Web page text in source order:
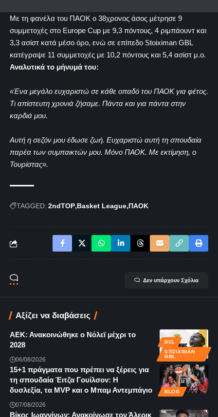
Με τη φανέλα του ΠΑΟΚ ο 38χρονος άσος μέτρησε 9
συμμετοχές στο Europe Cup με 9,3 πόντους, 4 ριμπάουντ και
3,3 ασίστ κατά μέσο όρο, ενώ σε επίπεδο Stoiximan GBL
κατέγραψε 11 συμμετοχές με 10,2 πόντους και 5,4 ασίστ μ.ο.
Αναλυτικά το μήνυμά του:
«Ένα μεγάλο ευχαριστώ σε κάθε οπαδό του ΠΑΟΚ για φέτος.
Τι απίστευτη χρονιά ζήσαμε. Πάντα και για πάντα στην
καρδιά μου.
Αυτή η σεζόν μου έδωσε ζωή. Ευχαριστώ αυτή τη σπουδαία
παρέα των συμπαικτών μου. Μόνο ΠΑΟΚ. Με εκτίμηση, ο
Τουρίστας».
TAGGED: 2ndTOP Basket League ΠΑΟΚ
Δεν υπάρχουν Σχόλια
Αξίζει να διαβάσεις
BCL
STOIXIMAN
GBL
ΑΕΚ: Ανακοινώθηκε ο Νόλεϊ μέχρι το
2028
06/08/2026
BLOG
15+1 πράγματα που πρέπει να ξέρεις για
τη σπουδαία Έιτζα Γουίλσον: Η
δυσλεξία, τα MVP και ο Μπαμ Αντεμπάγιο
07/08/2026
Βίκος Ιωαννίνων: Ανακοίνωσε τον Άλερικ